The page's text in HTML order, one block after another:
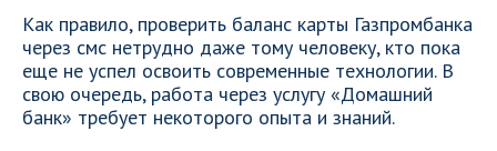
Как правило, проверить баланс карты Газпромбанка
через смс нетрудно даже тому человеку, кто пока
еще не успел освоить современные технологии. В
свою очередь, работа через услугу «Домашний
банк» требует некоторого опыта и знаний.